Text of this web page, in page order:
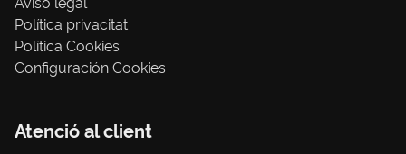
Política privacitat
Política Cookies
Configuración Cookies
Atenció al client